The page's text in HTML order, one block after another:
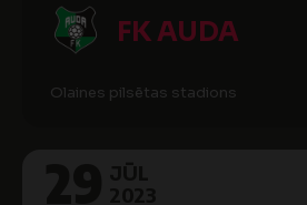
FK AUDA
Olaines pilsētas stadions